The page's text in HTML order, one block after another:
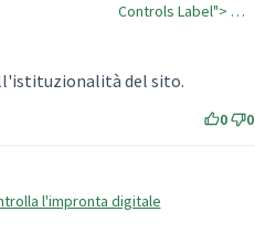
Controls Label"> …
del sito.
0 0
l'impronta digitale